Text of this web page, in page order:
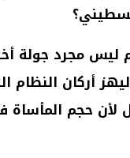
ليس مجرد جولة
أركان النظام
لأن حجم المأساة